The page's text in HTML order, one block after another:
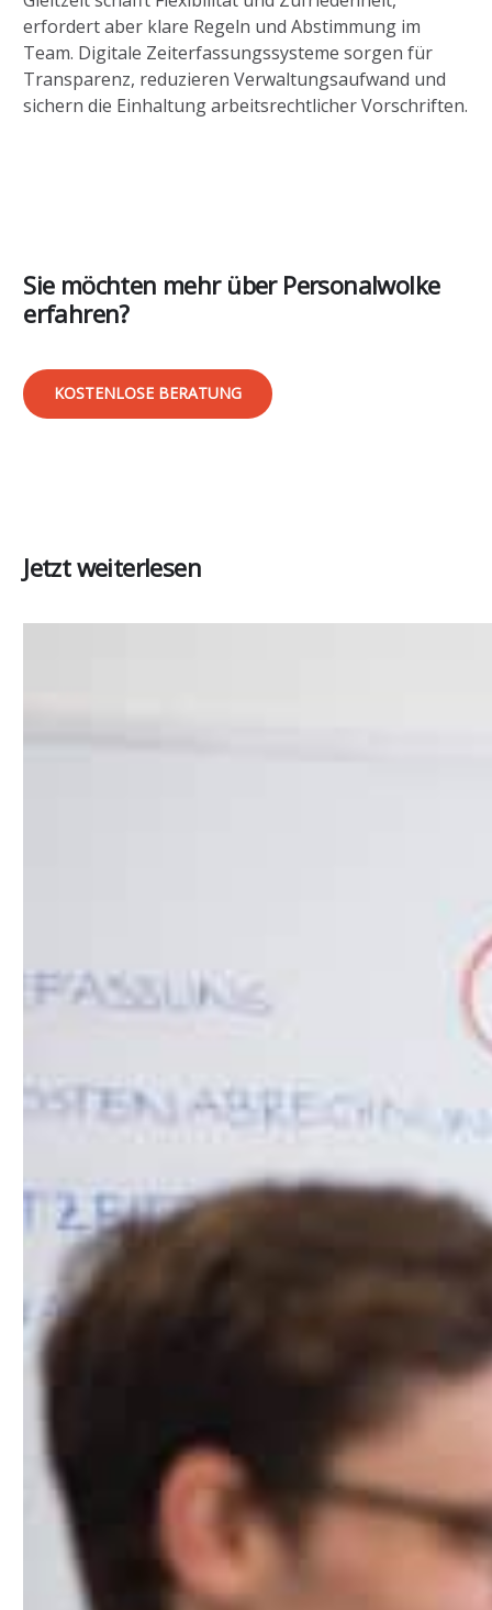
erfordert aber klare Regeln und Abstimmung im
Team. Digitale Zeiterfassungssysteme sorgen für
Transparenz, reduzieren Verwaltungsaufwand und
sichern die Einhaltung arbeitsrechtlicher Vorschriften.
Sie möchten mehr über Personalwolke
erfahren?
KOSTENLOSE BERATUNG
Jetzt weiterlesen